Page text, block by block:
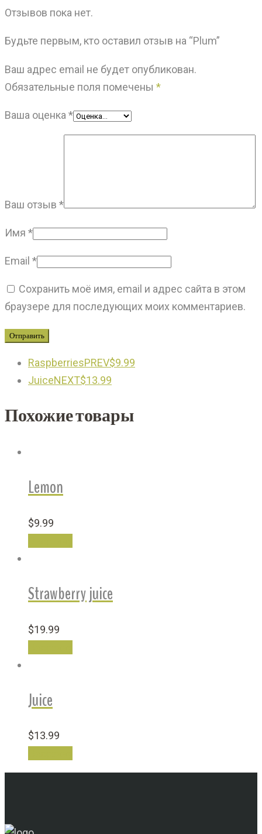
Отзывов пока нет.
Будьте первым, кто оставил отзыв на “Plum”
Ваш адрес email не будет опубликован.
Обязательные поля помечены *
Ваша оценка*
Ваш отзыв *
Имя *
Email *
Сохранить моё имя, email и адрес сайта в этом
браузере для последующих моих комментариев.
RaspberriesPREV$9.99
JuiceNEXT$13.99
Похожие товары
Lemon
$9.99
Strawberry juice
$19.99
Juice
$13.99